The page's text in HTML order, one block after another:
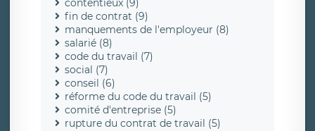
contentieux (9)
fin de contrat (9)
manquements de l'employeur (8)
salarié (8)
code du travail (7)
social (7)
conseil (6)
réforme du code du travail (5)
comité d'entreprise (5)
rupture du contrat de travail (5)